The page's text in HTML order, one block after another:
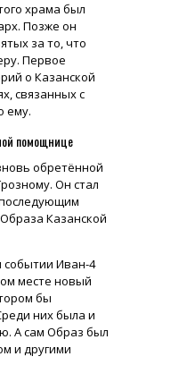
храма был
Позже он
за то, что
Первое
о Казанской
связанных с
ему.
помощнице
обретённой
Он стал
Казанской
событии Иван-4
месте новый
бы
них была и
А сам Образ был
и другими